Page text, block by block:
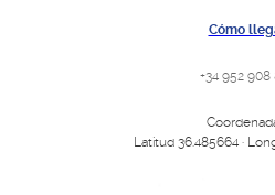
Cómo
+34 952 908
Latitud 36.485664 ·